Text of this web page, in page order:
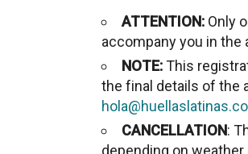
ATTENTION: Only
accompany you in the
NOTE:This
the final details of the
CANCELLATION:
depending on